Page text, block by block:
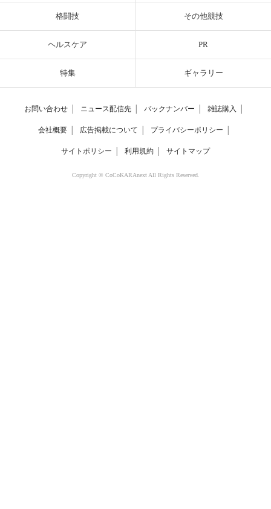
格闘技 その他競技
ヘルスケア PR
特集 ギャラリー
お問い合わせ ニュース配信先 バックナンバー 雑誌購入
会社概要 広告掲載について プライバシーポリシー
サイトポリシー 利用規約 サイトマップ
Copyright © CoCoKARAnext All Rights Reserved.